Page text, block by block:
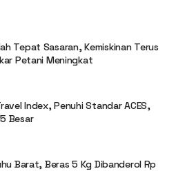
Tepat Sasaran, Kemiskinan Terus
Petani Meningkat
Index, Penuhi Standar ACES,
Besar
Barat, Beras 5 Kg Dibanderol Rp